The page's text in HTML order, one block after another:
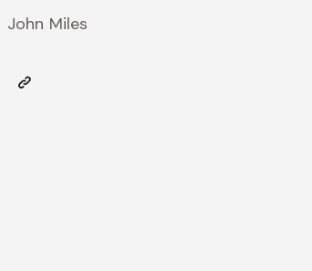
John Miles